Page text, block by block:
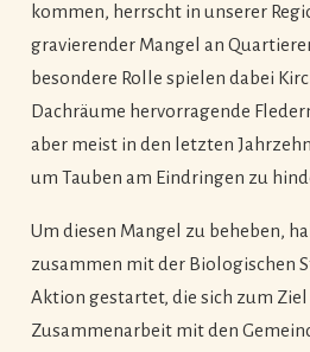
kommen, herrscht in unserer
gravierender Mangel an
besondere Rolle spielen dabei
Dachräume hervorragende
aber meist in den letzten
um Tauben am Eindringen zu
Um diesen Mangel zu beheben,
zusammen mit der Biologischen
Aktion gestartet, die sich zum
Zusammenarbeit mit den